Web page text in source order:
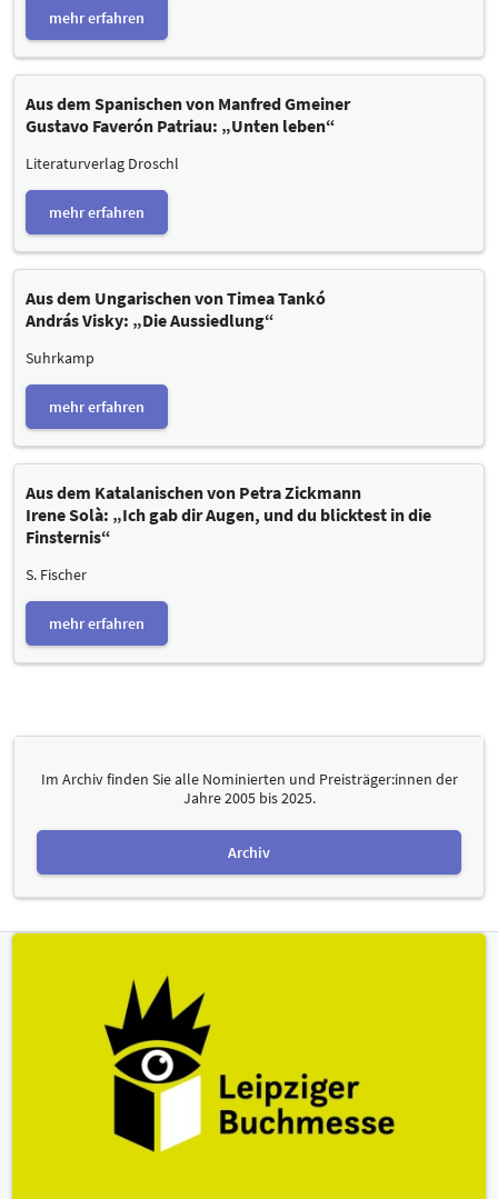
mehr erfahren
Aus dem Spanischen von Manfred Gmeiner
Gustavo Faverón Patriau: „Unten leben“
Literaturverlag Droschl
mehr erfahren
Aus dem Ungarischen von Timea Tankó
András Visky: „Die Aussiedlung“
Suhrkamp
mehr erfahren
Aus dem Katalanischen von Petra Zickmann
Irene Solà: „Ich gab dir Augen, und du blicktest in die
Finsternis“
S. Fischer
mehr erfahren
Im Archiv finden Sie alle Nominierten und Preisträger:innen der
Jahre 2005 bis 2025.
Archiv